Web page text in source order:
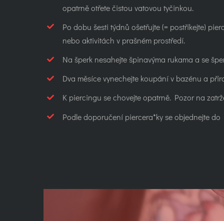
opatrně otřete čistou vatovou tyčinkou.
Po dobu šesti týdnů ošetřujte (= postříkejte)
nebo aktivitách v prašném prostředí.
Na šperk nesahejte špinavýma rukama a se
Dva měsíce vynechejte koupání v bazénu a
K piercingu se chovejte opatrně. Pozor na
Podle doporučení piercera*ky se objednejte